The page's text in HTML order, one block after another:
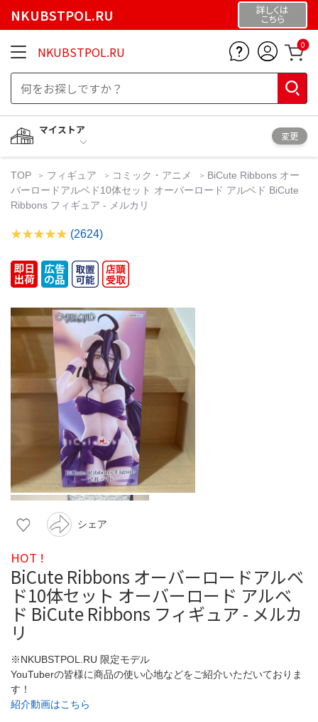
NKUBSTPOL.RU 詳しくは
こちら
NKUBSTPOL.RU 0
マイストア
変更
TOP フィギュア コミック・アニメ
BiCute Ribbons オー
バーロードアルベド10体セット オーバーロード アルベド BiCute
Ribbons フィギュア - メルカリ
(2624)
シェア
HOT !
BiCute Ribbons オーバーロードアルベ
ド10体セット オーバーロード アルベ
ド BiCute Ribbons フィギュア - メルカ
リ
※NKUBSTPOL.RU 限定モデル
YouTuberの皆様に商品の使い心地などをご紹介いただいておりま
す！
紹介動画はこちら